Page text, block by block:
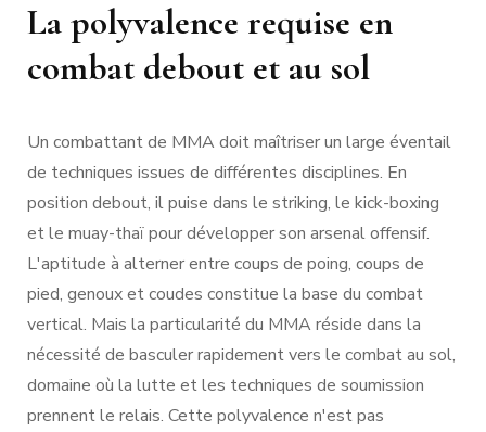
La polyvalence requise en
combat debout et au sol
Un combattant de MMA doit maîtriser un large éventail
de techniques issues de différentes disciplines. En
position debout, il puise dans le striking, le kick-boxing
et le muay-thaï pour développer son arsenal offensif.
L'aptitude à alterner entre coups de poing, coups de
pied, genoux et coudes constitue la base du combat
vertical. Mais la particularité du MMA réside dans la
nécessité de basculer rapidement vers le combat au sol,
domaine où la lutte et les techniques de soumission
prennent le relais. Cette polyvalence n'est pas